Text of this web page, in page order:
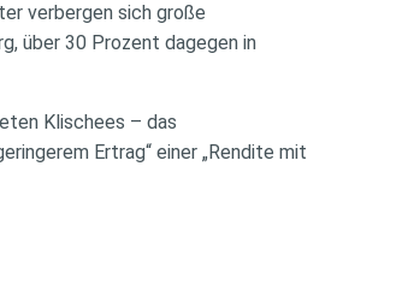
verbergen sich große
über 30 Prozent dagegen in
Klischees – das
Ertrag“ einer „Rendite mit